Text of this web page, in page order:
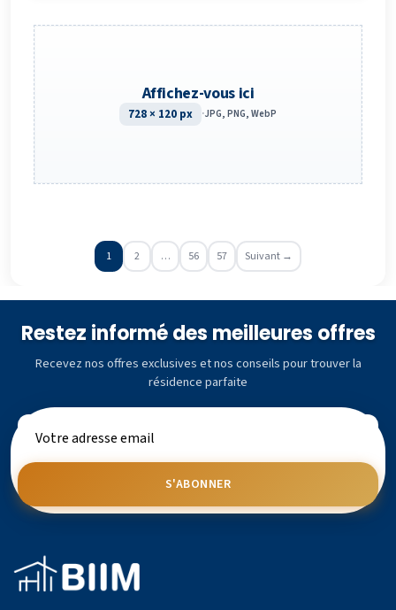
Affichez-vous ici
728 × 120 px ·JPG, PNG, WebP
1 2 … 56 57 Suivant →
Restez informé des meilleures offres
Recevez nos offres exclusives et nos conseils pour trouver la
résidence parfaite
S'ABONNER